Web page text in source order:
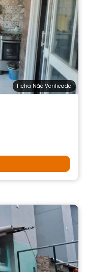
Ficha Não Verificada